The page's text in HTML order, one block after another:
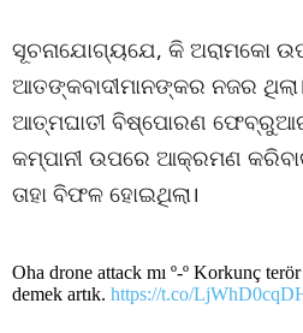
ସୂଚନାଯୋଗ୍ୟଯେ, କି ଅରାମକୋ
ଆତଙ୍କବାଦୀମାନଙ୍କର ନଜର
ଆତ୍ମଘାତୀ ବିଷ୍ପୋରଣ
କମ୍ପାନୀ ଉପରେ ଆକ୍ରମଣ
ତାହା ବିଫଳ ହୋଇଥିଲା।
Oha drone attack mı º-º Korkunç
demek artık. https://t.co/